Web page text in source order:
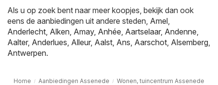
Als u op zoek bent naar meer koopjes, bekijk dan ook
eens de aanbiedingen uit andere steden, Amel
Anderlecht Alken Amay, Anhée Aartselaar, Andenne
Aalter, Anderlues Alleur, Aalst Ans Aarschot Alsemberg
Antwerpen.
Home Aanbiedingen Assenede Wonen, tuincentrum Assenede